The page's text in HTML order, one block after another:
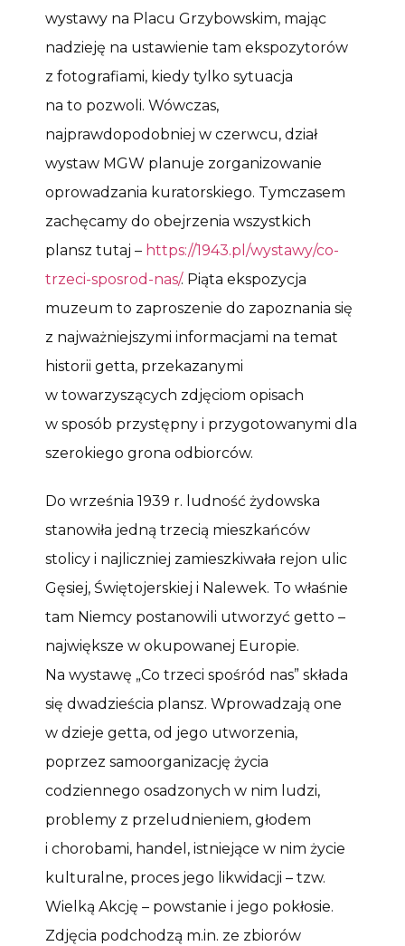
wystawy na Placu Grzybowskim, mając
nadzieję na ustawienie tam ekspozytorów
z fotografiami, kiedy tylko sytuacja
na to pozwoli. Wówczas,
najprawdopodobniej w czerwcu, dział
wystaw MGW planuje zorganizowanie
oprowadzania kuratorskiego. Tymczasem
zachęcamy do obejrzenia wszystkich
plansz tutaj – https://1943.pl/wystawy/co-
trzeci-sposrod-nas/. Piąta ekspozycja
muzeum to zaproszenie do zapoznania się
z najważniejszymi informacjami na temat
historii getta, przekazanymi
w towarzyszących zdjęciom opisach
w sposób przystępny i przygotowanymi dla
szerokiego grona odbiorców.
Do września 1939 r. ludność żydowska
stanowiła jedną trzecią mieszkańców
stolicy i najliczniej zamieszkiwała rejon ulic
Gęsiej, Świętojerskiej i Nalewek. To właśnie
tam Niemcy postanowili utworzyć getto –
największe w okupowanej Europie.
Na wystawę „Co trzeci spośród nas” składa
się dwadzieścia plansz. Wprowadzają one
w dzieje getta, od jego utworzenia,
poprzez samoorganizację życia
codziennego osadzonych w nim ludzi,
problemy z przeludnieniem, głodem
i chorobami, handel, istniejące w nim życie
kulturalne, proces jego likwidacji – tzw.
Wielką Akcję – powstanie i jego pokłosie.
Zdjęcia podchodzą m.in. ze zbiorów